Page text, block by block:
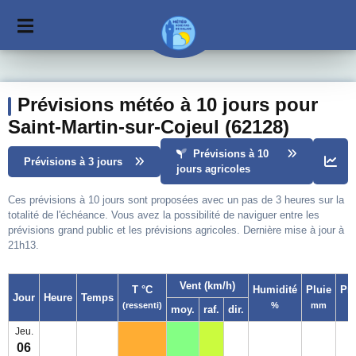
Prévisions météo à 10 jours pour
Saint-Martin-sur-Cojeul (62128)
Prévisions à 3 jours
Prévisions à 10
jours agricoles
Ces prévisions à 10 jours sont proposées avec un pas de 3 heures sur la
totalité de l'échéance. Vous avez la possibilité de naviguer entre les
prévisions grand public et les prévisions agricoles. Dernière mise à jour à
21h13.
Jour Heure Temps
T °C
(ressenti)
Vent (km/h) Humidité
%
Pluie
mm
moy. raf. dir.
Jeu.
06